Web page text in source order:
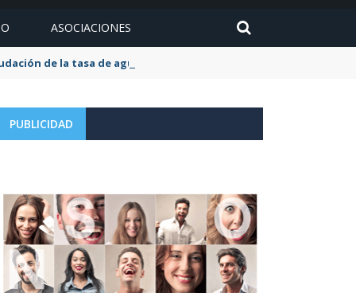
ASOCIACIONES
de la tasa de aguas y basuras
PUBLICIDAD